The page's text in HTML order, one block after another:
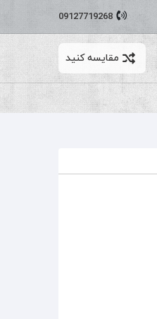
09127719268
مقایسه کنید